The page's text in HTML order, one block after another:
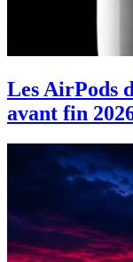
Les AirPods
avant fin